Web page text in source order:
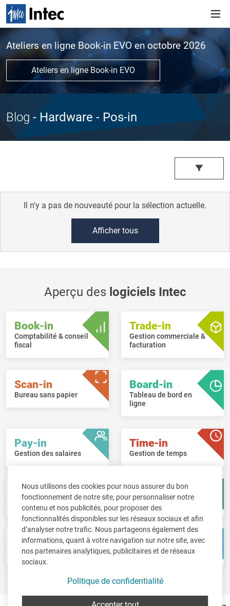
Nous utilisons des cookies pour nous assurer du bon
fonctionnement de notre site, pour personnaliser notre
contenu et nos publicités, pour proposer des
fonctionnalités disponibles sur les réseaux sociaux et afin
d’analyser notre trafic. Nous partageons également des
informations, quant à votre navigation sur notre site, avec
nos partenaires analytiques, publicitaires et de réseaux
sociaux.
Politique de confidentialité
Ateliers en ligne Book-in EVO en octobre 2026
Ateliers en ligne Book-in EVO
Blog - Hardware - Pos-in
Il n'y a pas de nouveauté pour la sélection actuelle.
Afficher tous
Aperçu des logiciels Intec
Book-in
Comptabilité & conseil
fiscal
Trade-in
Gestion commerciale &
facturation
Scan-in
Bureau sans papier
Board-in
Tableau de bord en
ligne
Pay-in
Gestion des salaires
Time-in
Gestion de temps
Fisc-in
Déclarations fiscales
Account-in
Comptes annuels
Pos-in
Caisse
Net-in
Solutions web